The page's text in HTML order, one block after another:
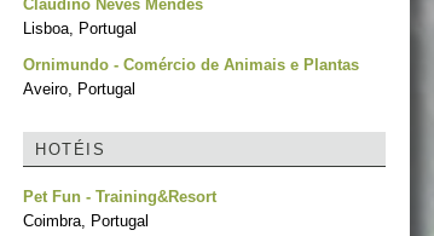
Claudino Neves Mendes
Lisboa, Portugal
Ornimundo - Comércio de Animais e Plantas
Aveiro, Portugal
HOTÉIS
Pet Fun - Training&Resort
Coimbra, Portugal